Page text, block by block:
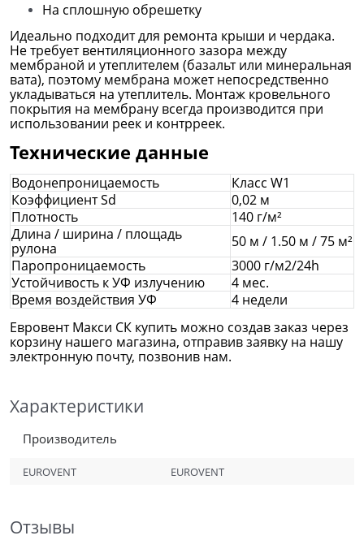
На сплошную обрешетку
Идеально подходит для ремонта крыши и чердака.
Не требует вентиляционного зазора между
мембраной и утеплителем (базальт или минеральная
вата), поэтому мембрана может непосредственно
укладываться на утеплитель. Монтаж кровельного
покрытия на мембрану всегда производится при
использовании реек и контрреек.
Технические данные
Водонепроницаемость
Класс W1
Коэффициент Sd
0,02 м
Плотность
140 г/м²
Длина / ширина / площадь
рулона
50 м / 1.50 м / 75 м²
Паропроницаемость
3000 г/м2/24h
Устойчивость к УФ излучению
4 мес.
Время воздействия УФ
4 недели
Евровент Макси СК купить можно создав заказ через
корзину нашего магазина, отправив заявку на нашу
электронную почту, позвонив нам.
Характеристики
Производитель
EUROVENT EUROVENT
Отзывы